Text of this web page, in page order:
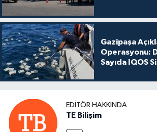
Gazipaşa
Operasyonu:
Sayıda IQOS
EDITÖR HAKKINDA
TE Bilişim